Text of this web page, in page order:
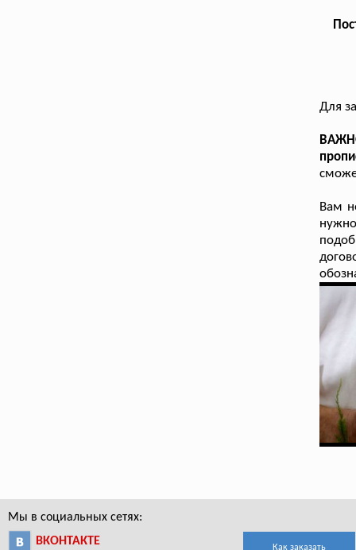
Для
Вам
Мы в социальных сетях:
ВКОНТАКТЕ
Как заказать